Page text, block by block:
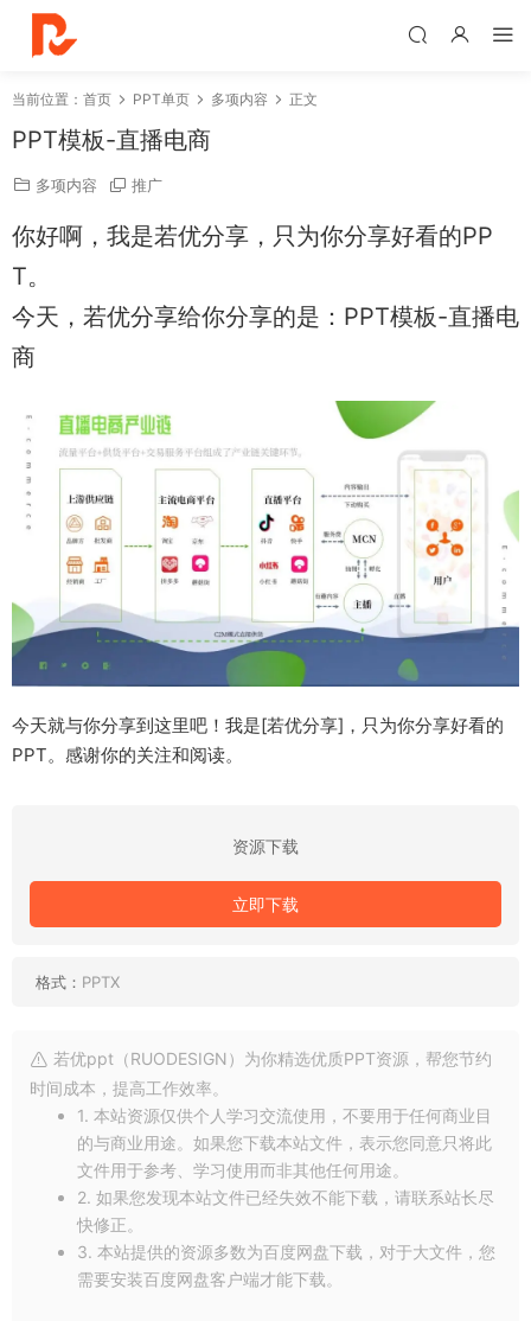
当前位置： 首页 PPT单页 多项内容 正文
PPT模板-直播电商
多项内容 推广
你好啊，我是若优分享，只为你分享好看的PP
T。
今天，若优分享给你分享的是：PPT模板-直播电
商
今天就与你分享到这里吧！我是[若优分享]，只为你分享好看的
PPT。感谢你的关注和阅读。
资源下载
立即下载
格式： PPTX
若优ppt（RUODESIGN）为你精选优质PPT资源，帮您节约
时间成本，提高工作效率。
1. 本站资源仅供个人学习交流使用，不要用于任何商业目
的与商业用途。如果您下载本站文件，表示您同意只将此
文件用于参考、学习使用而非其他任何用途。
2. 如果您发现本站文件已经失效不能下载，请联系站长尽
快修正。
3. 本站提供的资源多数为百度网盘下载，对于大文件，您
需要安装百度网盘客户端才能下载。